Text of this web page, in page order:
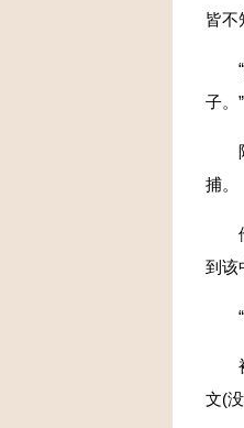
皆不
“
子。”
阿
捕。
他
到该
“
被
文(